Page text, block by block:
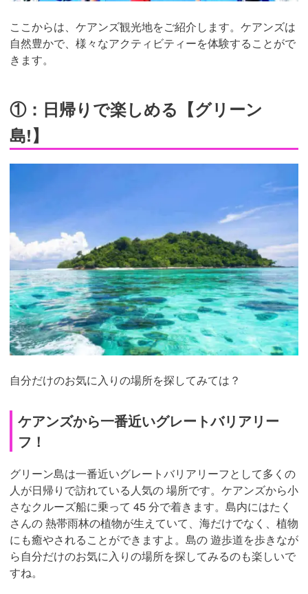
ここからは、ケアンズ観光地をご紹介します。ケアンズは
自然豊かで、様々なアクティビティーを体験することがで
きます。
①：日帰りで楽しめる【グリーン
島!】
自分だけのお気に入りの場所を探してみては？
ケアンズから一番近いグレートバリアリー
フ！
グリーン島は一番近いグレートバリアリーフとして多くの
人が日帰りで訪れている人気の 場所です。ケアンズから小
さなクルーズ船に乗って 45 分で着きます。島内にはたく
さんの 熱帯雨林の植物が生えていて、海だけでなく、植物
にも癒やされることができますよ。島の 遊歩道を歩きなが
ら自分だけのお気に入りの場所を探してみるのも楽しいで
すね。